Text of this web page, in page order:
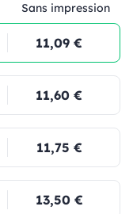
Sans impression
11,09 €
11,60 €
11,75 €
13,50 €